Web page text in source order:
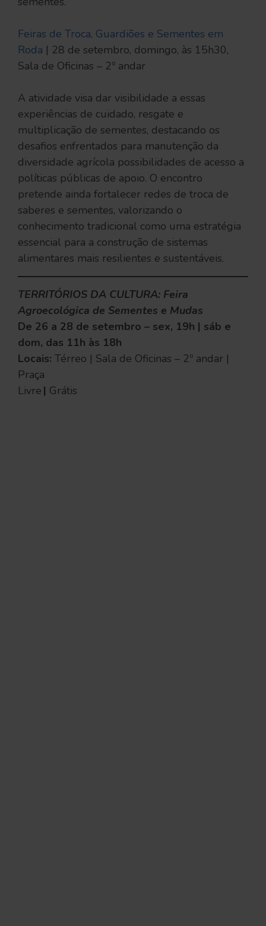
Feiras de Troca, Guardiões e Sementes em
Roda | 28 de setembro, domingo, às 15h30,
Sala de Oficinas – 2º andar
A atividade visa dar visibilidade a essas
experiências de cuidado, resgate e
multiplicação de sementes, destacando os
desafios enfrentados para manutenção da
diversidade agrícola possibilidades de acesso a
políticas públicas de apoio. O encontro
pretende ainda fortalecer redes de troca de
saberes e sementes, valorizando o
conhecimento tradicional como uma estratégia
essencial para a construção de sistemas
alimentares mais resilientes e sustentáveis.
TERRITÓRIOS DA CULTURA: Feira
Agroecológica de Sementes e Mudas
De 26 a 28 de setembro – sex, 19h | sáb e
dom, das 11h às 18h
Locais: Térreo | Sala de Oficinas – 2º andar |
Praça
Livre | Grátis